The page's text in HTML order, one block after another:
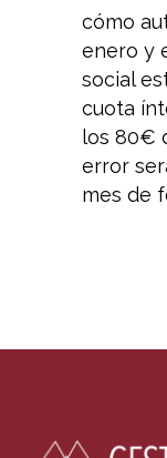
cómo
enero y
social
cuota
los 80€
error
mes de